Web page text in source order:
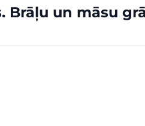
Brāļu un māsu